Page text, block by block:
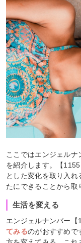
ここではエンジェル
を紹介します。【
とした変化を取り入
たにできることから取
生活を変える
エンジェルナンバー
てみるのがおすすめで